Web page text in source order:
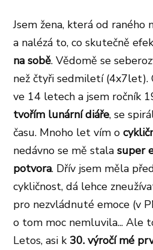
Jsem žena, která od raného
a nalézá to, co skutečně
na sobě.Vědomě se
než čtyři sedmiletí (4x7let).
ve 14 letech a jsem ročník
tvořím lunární diáře, se
času. Mnoho let vím o
nedávno se mě stalasuper
potvora. Dřív jsem měla
cykličnost, dá lehce
pro nezvládnuté emoce (v
o tom moc nemluvila... Ale
Letos, asi k 30. výročí mé